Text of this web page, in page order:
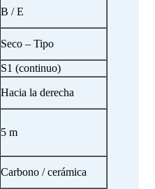
B / E
Seco – Tipo
S1 (continuo)
Hacia la derecha
5 m
Carbono / cerámica